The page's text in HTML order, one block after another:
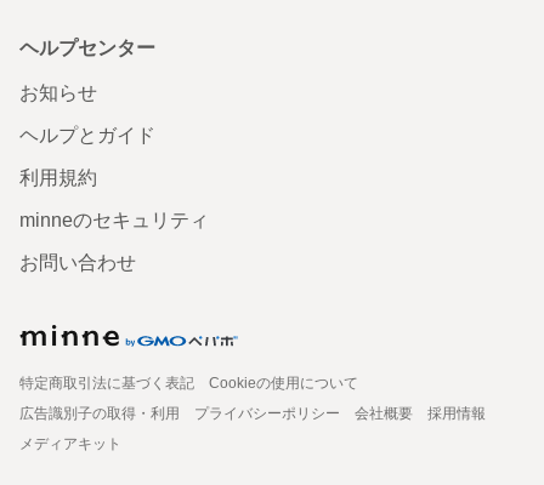
ヘルプセンター
お知らせ
ヘルプとガイド
利用規約
minneのセキュリティ
お問い合わせ
特定商取引法に基づく表記
Cookieの使用について
広告識別子の取得・利用
プライバシーポリシー 会社概要
採用情報
メディアキット